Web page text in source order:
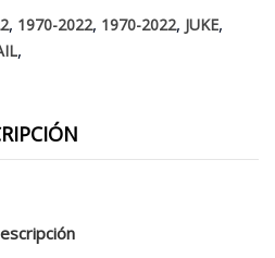
, 1970-2022, 1970-2022, JUKE,
,